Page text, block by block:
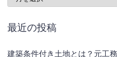
最近の投稿
建築条件付き土地とは？元工